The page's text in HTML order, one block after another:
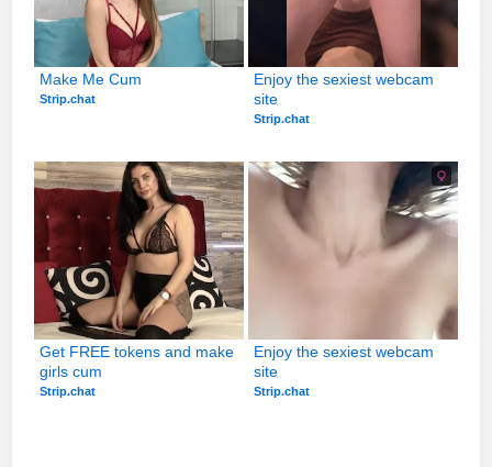
Make Me Cum
Strip.chat
Enjoy the sexiest webcam
site
Strip.chat
Get FREE tokens and make
girls cum
Strip.chat
Enjoy the sexiest webcam
site
Strip.chat